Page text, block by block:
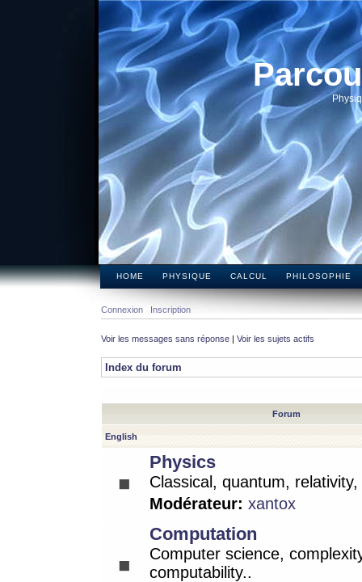
HOME PHYSIQUE CALCUL PHILOSOPHIE
Connexion Inscription
Voir les messages sans réponse | Voir les sujets actifs
Index du forum
Forum
English
Physics
Classical, quantum,
Modérateur: xantox
Computation
Computer science,
computability..